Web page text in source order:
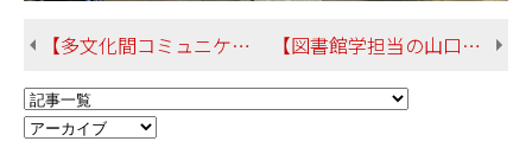
【多文化間コミュニケーションコースのご紹介 －－留学生歓迎パーティを開催しました！】 【図書館学担当の山口先生が出演した「沖国大ラジオ講座」の第二弾がradikoにて公開中です】